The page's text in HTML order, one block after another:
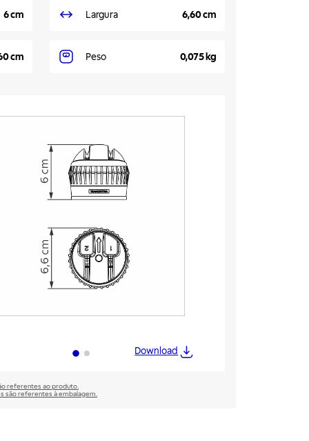
6 cm Largura 6,60 cm
cm Peso 0,075 kg
Download
referentes ao produto.
são referentes à embalagem.